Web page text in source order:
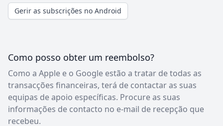
Gerir as subscrições no Android
Como posso obter um reembolso?
Como a Apple e o Google estão a tratar de todas as
transacções financeiras, terá de contactar as suas
equipas de apoio específicas. Procure as suas
informações de contacto no e-mail de recepção que
recebeu.